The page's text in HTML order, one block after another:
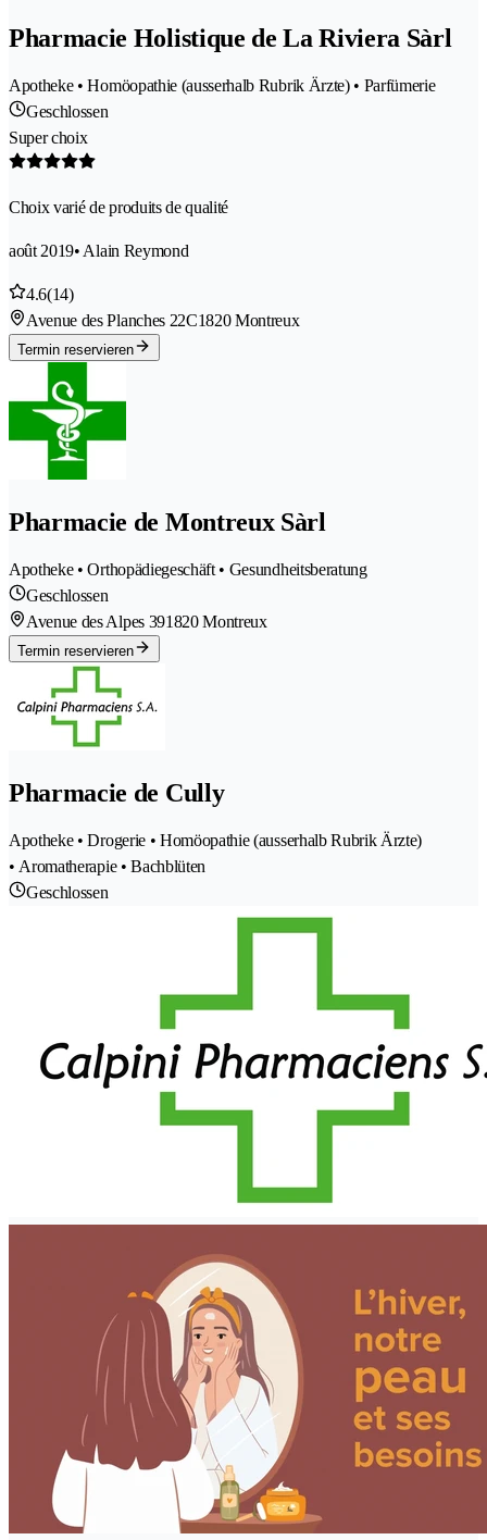
Pharmacie Holistique de La Riviera Sàrl
Apotheke • Homöopathie (ausserhalb Rubrik Ärzte) • Parfümerie
Geschlossen
Super choix
Choix varié de produits de qualité
août 2019• Alain Reymond
4.6(14)
Avenue des Planches 22C1820 Montreux
Termin reservieren
Pharmacie de Montreux Sàrl
Apotheke • Orthopädiegeschäft • Gesundheitsberatung
Geschlossen
Avenue des Alpes 391820 Montreux
Termin reservieren
Pharmacie de Cully
Apotheke • Drogerie • Homöopathie (ausserhalb Rubrik Ärzte)
• Aromatherapie • Bachblüten
Geschlossen